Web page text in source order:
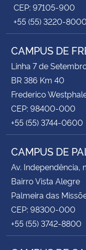
CEP: 97105-900
+55 (55) 3220-8000
CAMPUS DE
Linha 7 de
BR 386 Km 40
Frederico
CEP: 98400-000
+55 (55) 3744-0600
CAMPUS DE
Av. Independência,
Bairro Vista Alegre
Palmeira das
CEP: 98300-000
+55 (55) 3742-8800